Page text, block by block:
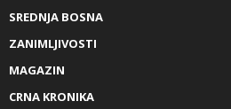
SREDNJA BOSNA
ZANIMLJIVOSTI
MAGAZIN
CRNA KRONIKA